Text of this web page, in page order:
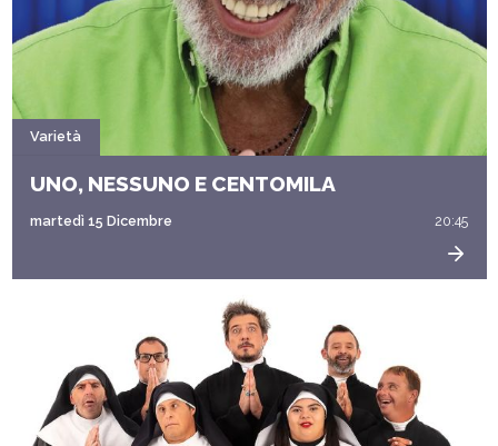
Varietà
UNO, NESSUNO E CENTOMILA
martedì 15 Dicembre 20:45